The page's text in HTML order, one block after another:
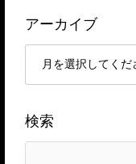
アーカイブ
検索